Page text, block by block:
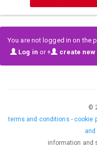
You are not logged in on the
Log in or + create
©
terms and conditions - cookie
information and